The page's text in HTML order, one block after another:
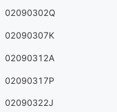
02090302Q
02090307K
02090312A
02090317P
02090322J